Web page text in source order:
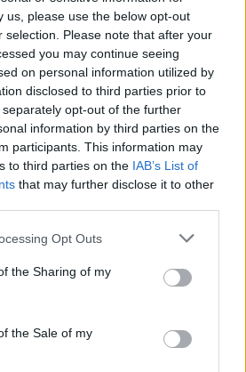
us, please use the below opt-out
selection. Please note that after your
you may continue seeing
on personal information utilized by
disclosed to third parties prior to
opt-out of the further
information by third parties on the
participants. This information may
to third parties on the IAB’s List of
that may further disclose it to other
Opt Outs
the Sharing of my
the Sale of my
οι
δράσεις του 3ου Kardamili